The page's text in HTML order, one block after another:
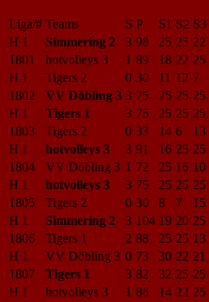
Liga/# Teams S P S1 S2 S3
H 1
Simmering 2 3 98 25 25 22
1801
hotvolleys 3 1 89 18 22 25
H 1
Tigers 2 0 30 11 12 7
1802
VV Döbling 3 3 75 25 25 25
H 1
Tigers 1 3 75 25 25 25
1803
Tigers 2 0 33 14 6
13
H 1
hotvolleys 3 3 91 16 25 25
1804
VV Döbling 3 1 72 25 16 10
H 1
hotvolleys 3 3 75 25 25 25
1805
Tigers 2 0 30 8 7
15
H 1
Simmering 2 3 104 19 20 25
1806
Tigers 1 2 88 25 25 13
H 1
VV Döbling 3 0 73 30 22 21
1807
Tigers 1 3 82 32 25 25
H 1
hotvolleys 3 1 86 14 22 25